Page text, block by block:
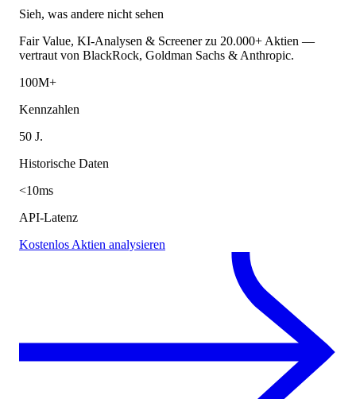
Sieh, was andere nicht sehen
Fair Value, KI-Analysen & Screener zu 20.000+ Aktien —
vertraut von BlackRock, Goldman Sachs & Anthropic.
100M+
Kennzahlen
50 J.
Historische Daten
<10ms
API-Latenz
Kostenlos Aktien analysieren